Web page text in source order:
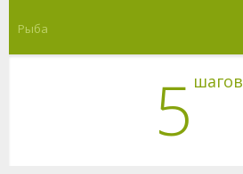
Рыба
5 шагов